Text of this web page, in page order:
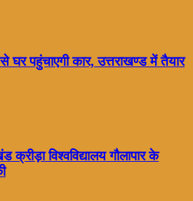
पहुंचाएगी कार, उत्तराखण्ड में तैयार
क्रीड़ा विश्वविद्यालय गौलापार के